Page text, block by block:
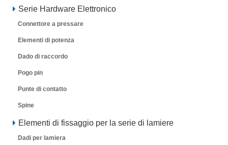
Serie Hardware Elettronico
Connettore a pressare
Elementi di potenza
Dado di raccordo
Pogo pin
Punte di contatto
Spine
Elementi di fissaggio per la serie di lamiere
Dadi per lamiera